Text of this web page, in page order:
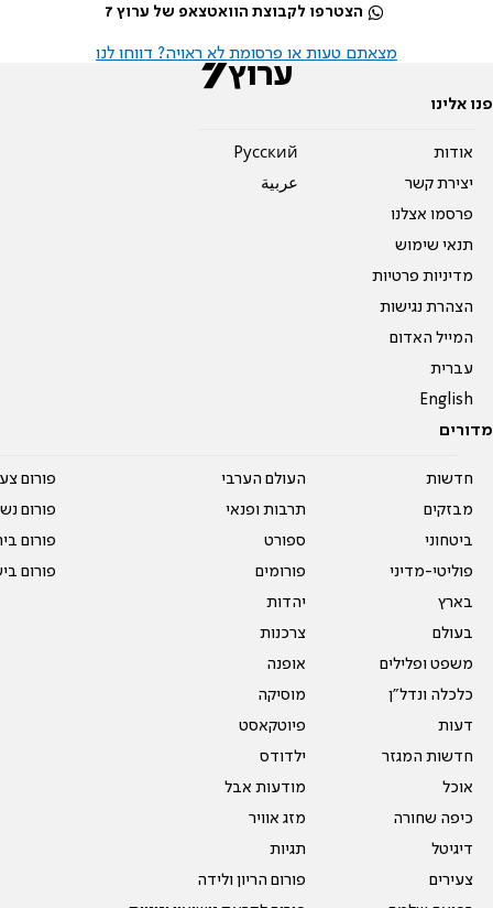
הצטרפו לקבוצת הוואטצאפ של ערוץ 7
מצאתם טעות או פרסומת לא ראויה? דווחו לנו
פנו אלינו
אודות
יצירת קשר
פרסמו אצלנו
תנאי שימוש
מדיניות פרטיות
הצהרת נגישות
המייל האדום
עברית
English
Pусский
عربية
מדורים
חדשות
מבזקים
ביטחוני
פוליטי-מדיני
בארץ
בעולם
משפט ופלילים
כלכלה ונדל"ן
דעות
חדשות המגזר
אוכל
כיפה שחורה
דיגיטל
צעירים
העולם הערבי
תרבות ופנאי
ספורט
פורומים
יהדות
צרכנות
אופנה
מוסיקה
פיוטקאסט
ילדודס
מודעות אבל
מזג אוויר
תגיות
פורום הריון ולידה
פורום
פורום
פורום
פורום